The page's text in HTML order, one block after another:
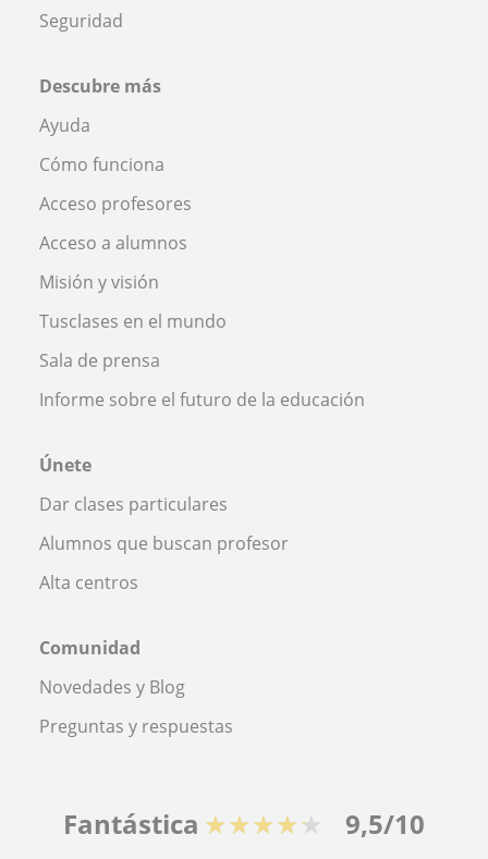
Seguridad
Descubre más
Ayuda
Cómo funciona
Acceso profesores
Acceso a alumnos
Misión y visión
Tusclases en el mundo
Sala de prensa
Informe sobre el futuro de la educación
Únete
Dar clases particulares
Alumnos que buscan profesor
Alta centros
Comunidad
Novedades y Blog
Preguntas y respuestas
Fantástica ★★★★★ 9,5/10